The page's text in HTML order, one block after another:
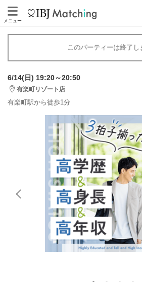
メニュー
このパーティーは終了し
6/14(日) 19:20～20:50
有楽町リゾート店
有楽町駅から徒歩1分